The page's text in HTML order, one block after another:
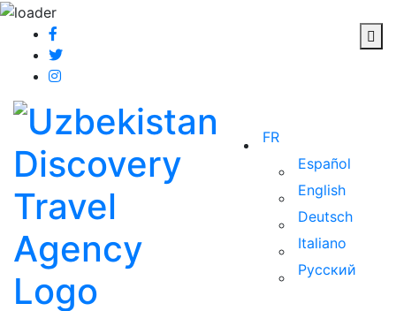
FR
Español
English
Deutsch
Italiano
Русский